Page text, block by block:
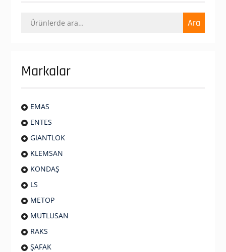
Ara: Ara
Markalar
EMAS
ENTES
GIANTLOK
KLEMSAN
KONDAŞ
LS
METOP
MUTLUSAN
RAKS
ŞAFAK